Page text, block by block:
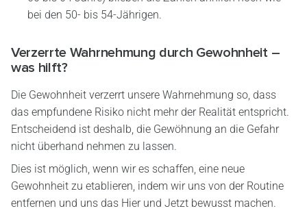
bei den 50- bis 54-Jährigen.
Verzerrte Wahrnehmung durch Gewohnheit –
was hilft?
Die Gewohnheit verzerrt unsere Wahrnehmung so, dass
das empfundene Risiko nicht mehr der Realität entspricht.
Entscheidend ist deshalb, die Gewöhnung an die Gefahr
nicht überhand nehmen zu lassen.
Dies ist möglich, wenn wir es schaffen, eine neue
Gewohnheit zu etablieren, indem wir uns von der Routine
entfernen und uns das Hier und Jetzt bewusst machen.